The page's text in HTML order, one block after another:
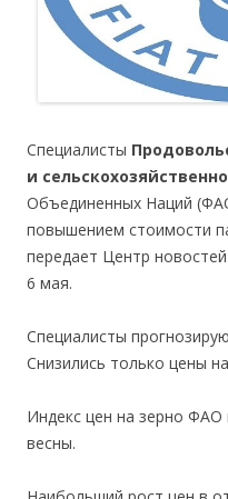
Специалисты
и
Объединенных Наций
повышением стоимости
передает Центр
6 мая.
Специалисты
Снизились только цены
Индекс цен на зерно ФАО
весны.